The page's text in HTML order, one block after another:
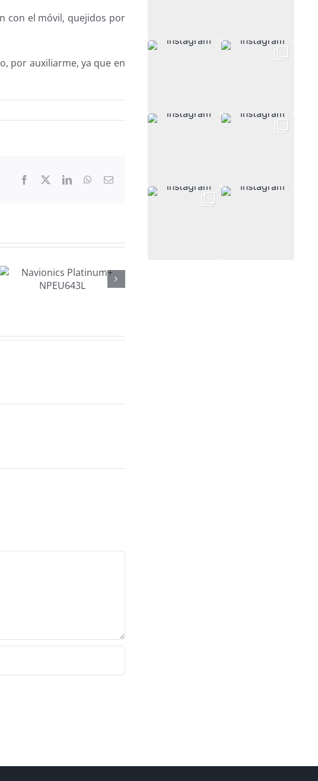
con el móvil, quejidos por
por auxiliarme, ya que en
Facebook
X LinkedInWhatsApp
Correo
electrónico